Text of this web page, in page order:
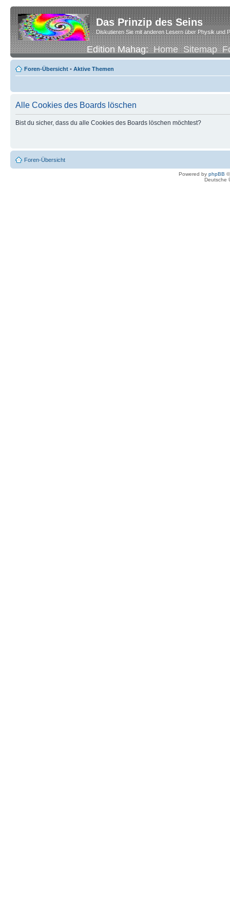
Das Prinzip des Seins
Diskutieren Sie mit anderen Lesern über Physik und
Edition Mahag:Home Sitemap
Foren-Übersicht • Aktive Themen
Alle Cookies des Boards löschen
Bist du sicher, dass du alle Cookies des Boards löschen möchtest?
Foren-Übersicht
Powered by phpBB
Deutsche